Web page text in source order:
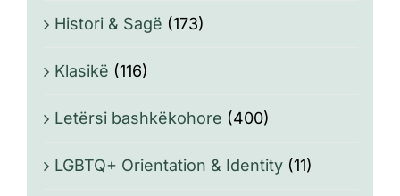
Histori & Sagë (173)
Klasikë (116)
Letërsi bashkëkohore (400)
LGBTQ+ Orientation & Identity (11)